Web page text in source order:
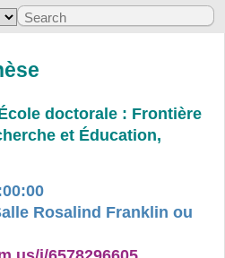
doctorale : Frontière
et Éducation,
Rosalind Franklin ou